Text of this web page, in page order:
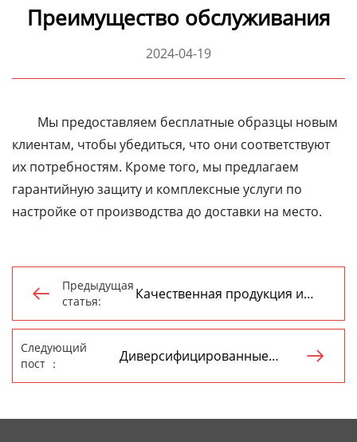
Преимущество обслуживания
2024-04-19
Мы предоставляем бесплатные образцы новым
клиентам, чтобы убедиться, что они соответствуют
их потребностям. Кроме того, мы предлагаем
гарантийную защиту и комплексные услуги по
настройке от производства до доставки на место.

Предыдущая
статья:
Качественная продукция и
Следующий
пост ：
Диверсифицированные
